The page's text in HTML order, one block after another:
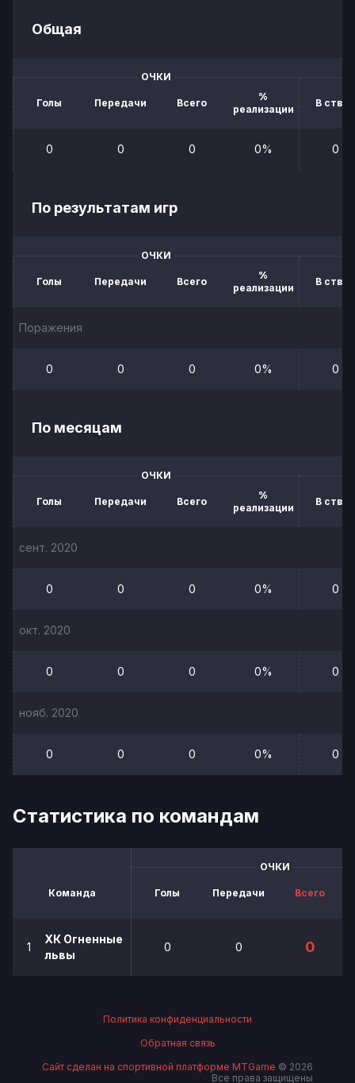
Общая
ОЧКИ
Голы Передачи Всего
%
реализации
В створ
0 0 0 0% 0
По результатам игр
ОЧКИ
Голы Передачи Всего
%
реализации
В створ
Поражения
0 0 0 0% 0
По месяцам
ОЧКИ
Голы Передачи Всего
%
реализации
В створ
сент. 2020
0 0 0 0% 0
окт. 2020
0 0 0 0% 0
нояб. 2020
0 0 0 0% 0
Статистика по командам
Команда
ОЧКИ
Голы Передачи Всего
1
ХК Огненные
львы
0 0 0
Политика конфиденциальности
Обратная связь
Сайт сделан на спортивной платформе MTGame © 2026
Все права защищены